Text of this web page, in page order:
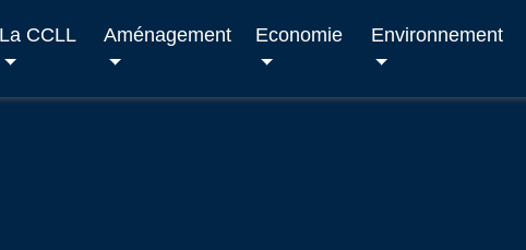
La CCLL Aménagement Economie Environnement